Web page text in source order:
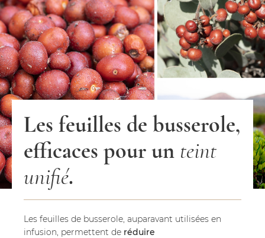
Les feuilles de busserole,
efficaces pour un teint
unifié.
Les feuilles de busserole, auparavant utilisées en
infusion, permettent de réduire